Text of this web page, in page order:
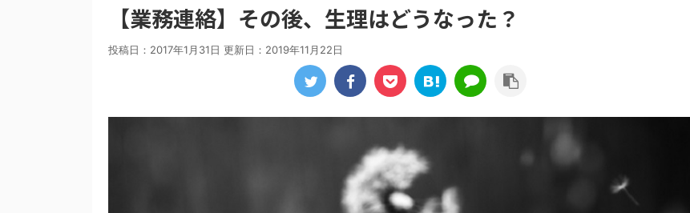
【業務連絡】その後、生理はどうなった？
投稿日：2017年1月31日 更新日： 2019年11月22日